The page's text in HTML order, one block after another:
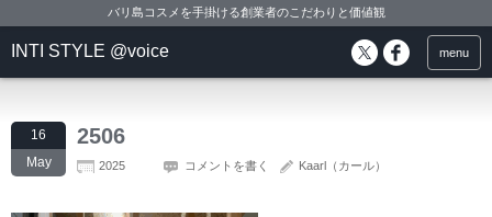
バリ島コスメを手掛ける創業者のこだわりと価値観
INTI STYLE @voice menu
16
May
2506
2025 コメントを書く Kaarl（カール）